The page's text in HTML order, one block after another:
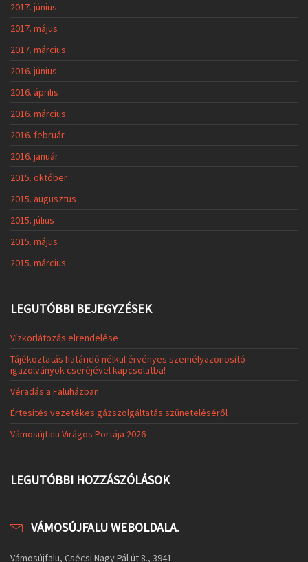
2017. június
2017. május
2017. március
2016. június
2016. április
2016. március
2016. február
2016. január
2015. október
2015. augusztus
2015. július
2015. május
2015. március
LEGUTÓBBI BEJEGYZÉSEK
Vízkorlátozás elrendelése
Tájékoztatás határidő nélkül érvényes személyazonosító
igazolványok cseréjével kapcsolatba!
Véradás a Faluházban
Értesítés vezetékes gázszolgáltatás szüneteléséről
Vámosújfalu Virágos Portája 2026
LEGUTÓBBI HOZZÁSZÓLÁSOK
VÁMOSÚJFALU WEBOLDALA.
Vámosújfalu, Csécsi Nagy Pál út 8., 3941